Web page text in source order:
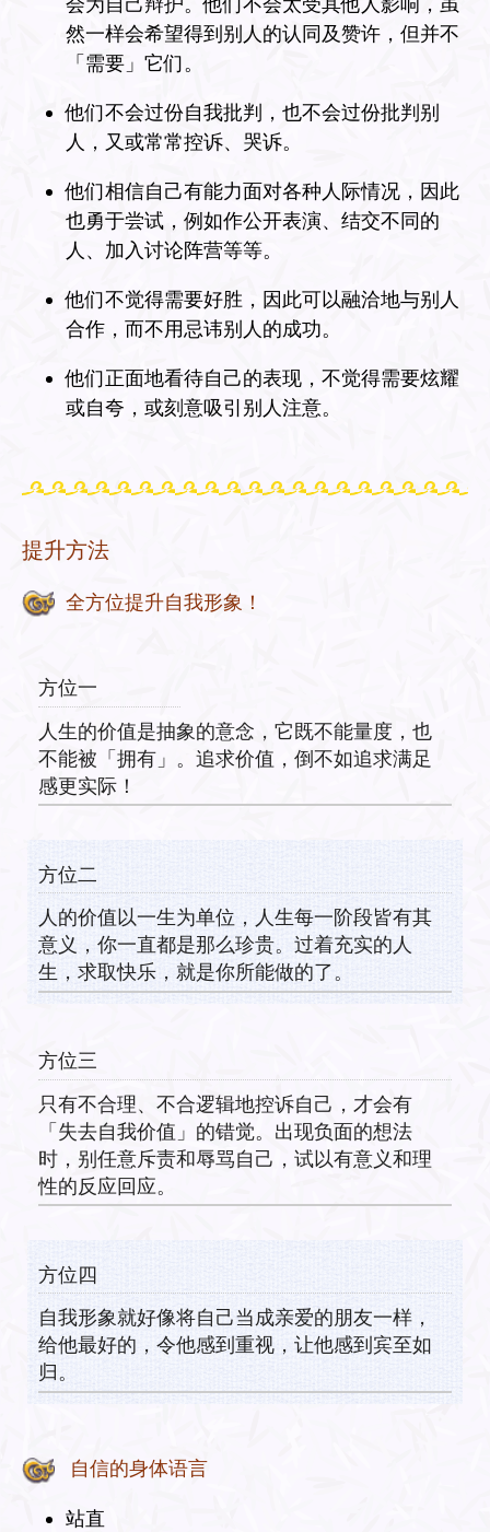
然一样会希望得到别人的认同及赞许，但并不
「需要」它们。
他们不会过份自我批判，也不会过份批判别
人，又或常常控诉、哭诉。
他们相信自己有能力面对各种人际情况，因此
也勇于尝试，例如作公开表演、结交不同的
人、加入讨论阵营等等。
他们不觉得需要好胜，因此可以融洽地与别人
合作，而不用忌讳别人的成功。
他们正面地看待自己的表现，不觉得需要炫耀
或自夸，或刻意吸引别人注意。
提升方法
全方位提升自我形象！
方位一
人生的价值是抽象的意念，它既不能量度，也
不能被「拥有」。追求价值，倒不如追求满足
感更实际！
方位二
人的价值以一生为单位，人生每一阶段皆有其
意义，你一直都是那么珍贵。过着充实的人
生，求取快乐，就是你所能做的了。
方位三
只有不合理、不合逻辑地控诉自己，才会有
「失去自我价值」的错觉。出现负面的想法
时，别任意斥责和辱骂自己，试以有意义和理
性的反应回应。
方位四
自我形象就好像将自己当成亲爱的朋友一样，
给他最好的，令他感到重视，让他感到宾至如
归。
自信的身体语言
站直